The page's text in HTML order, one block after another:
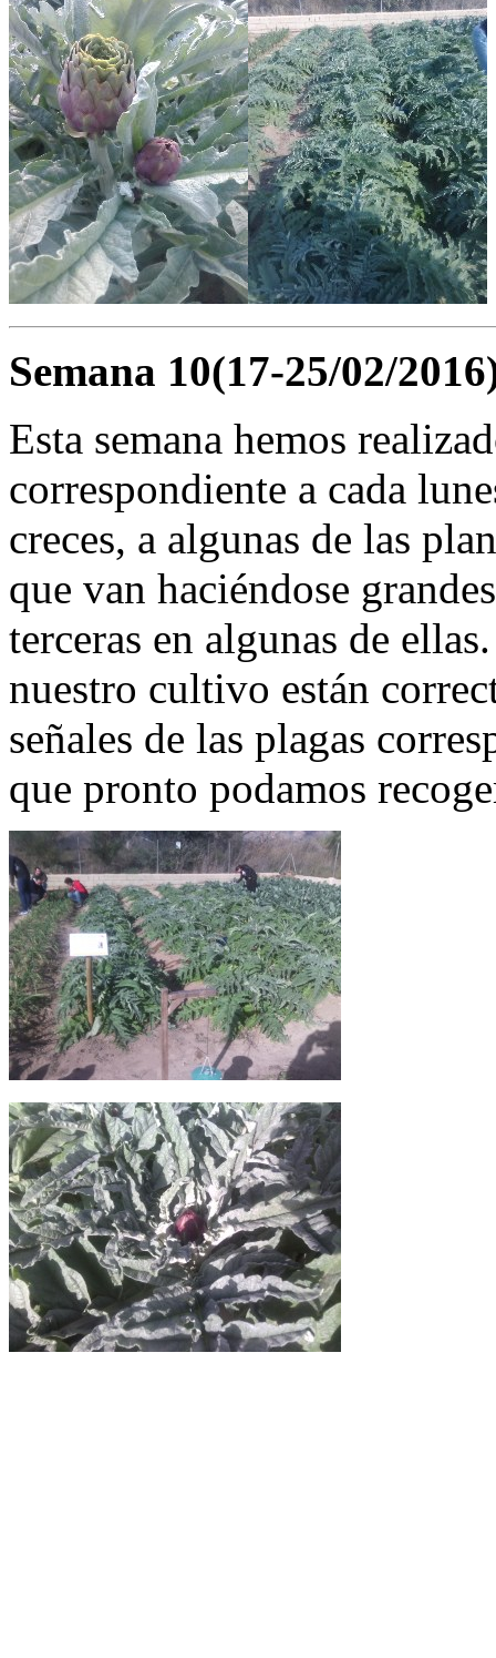
Semana 10(17-25/02/
Esta semana hemos
correspondiente a cada
creces, a algunas de las
que van haciéndose
terceras en algunas de
nuestro cultivo están
señales de las plagas
que pronto podamos